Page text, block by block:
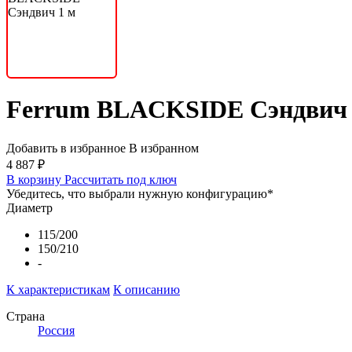
Ferrum BLACKSIDE
Добавить в избранное В избранном
4 887 ₽
В корзину Рассчитать под ключ
Убедитесь, что выбрали нужную конфигурацию*
Диаметр
115/200
150/210
-
К характеристикам К описанию
Страна
Россия